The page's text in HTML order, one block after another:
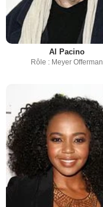
Al Pacino
Rôle : Meyer Offerman